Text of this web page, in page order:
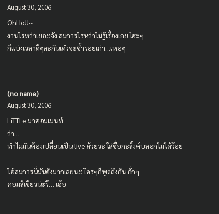
August 30, 2006
OhHo!!~
งานไรหว่าเยอะจัง สมการไรหว่าไม่รู้เรื่องเลย โฮะๆ
ก็แบ่งเวลาดีๆละกันเด๋วจะซ้ำรอยเก่า…เหอๆ
(no name)
August 30, 2006
LiTTLe มาคอมเมนท์
ว่า…
ทำไมมันต้องเปลี่ยนเป็น live ด้วยวะ ใส่ชื่อกะลิ้งค์บลอกไม่ได้ว้อย
ไอ้สมการนี่มันดังมากเลยนะ ใครๆก็พูดถึงกัน กั่กๆ
คอมสีเขียวน่ะรึ… เฮ้อ